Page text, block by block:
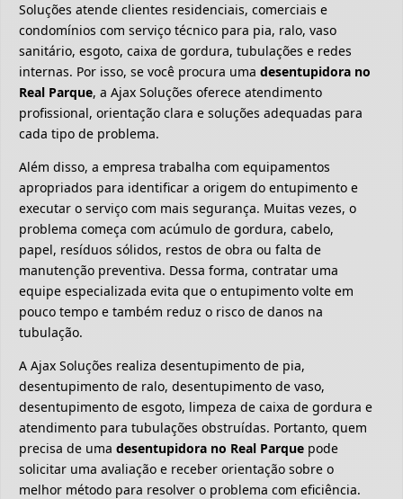
Soluções atende clientes residenciais, comerciais e
condomínios com serviço técnico para pia, ralo, vaso
sanitário, esgoto, caixa de gordura, tubulações e redes
internas. Por isso, se você procura uma desentupidora no
Real Parque, a Ajax Soluções oferece atendimento
profissional, orientação clara e soluções adequadas para
cada tipo de problema.
Além disso, a empresa trabalha com equipamentos
apropriados para identificar a origem do entupimento e
executar o serviço com mais segurança. Muitas vezes, o
problema começa com acúmulo de gordura, cabelo,
papel, resíduos sólidos, restos de obra ou falta de
manutenção preventiva. Dessa forma, contratar uma
equipe especializada evita que o entupimento volte em
pouco tempo e também reduz o risco de danos na
tubulação.
A Ajax Soluções realiza desentupimento de pia,
desentupimento de ralo, desentupimento de vaso,
desentupimento de esgoto, limpeza de caixa de gordura e
atendimento para tubulações obstruídas. Portanto, quem
precisa de uma desentupidora no Real Parque pode
solicitar uma avaliação e receber orientação sobre o
melhor método para resolver o problema com eficiência.